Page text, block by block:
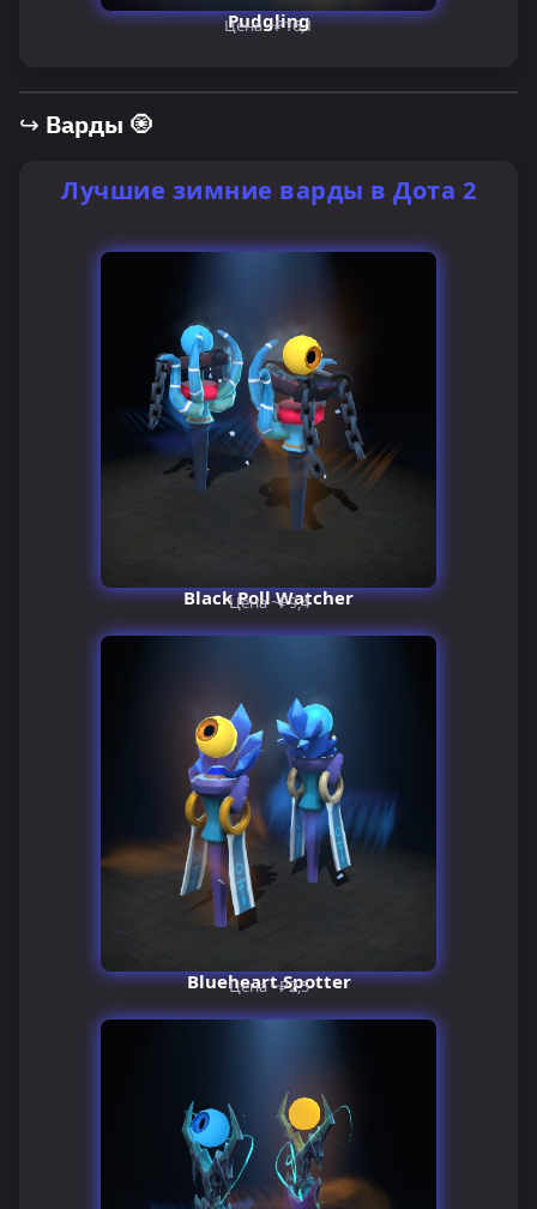
Pudgling
Цена ~₽16,1
↪ Варды 🧿
Лучшие зимние варды в Дота 2
Black Poll Watcher
Цена ~₽9,4
Blueheart Spotter
Цена ~₽2,5